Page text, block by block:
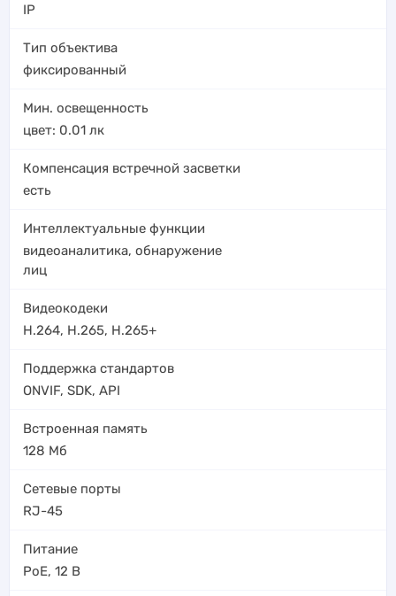
IP
Тип объектива
фиксированный
Мин. освещенность
цвет: 0.01 лк
Компенсация встречной засветки
есть
Интеллектуальные функции
видеоаналитика, обнаружение
лиц
Видеокодеки
H.264, H.265, H.265+
Поддержка стандартов
ONVIF, SDK, API
Встроенная память
128 Мб
Сетевые порты
RJ-45
Питание
PoE, 12 В